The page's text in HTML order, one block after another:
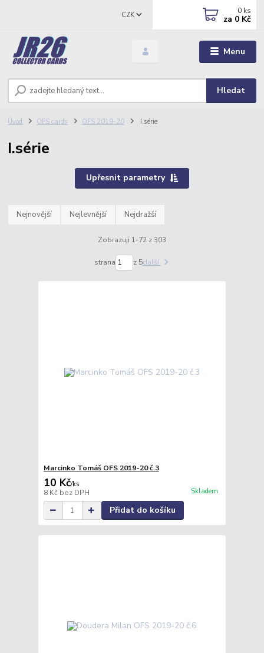
Menu
CZK
Hledat
0 ks
za 0 Kč
Úvod OFS cards OFS 2019-20 I.série
I.série
Upřesnit parametry
Nejnovější Nejlevnější Nejdražší
Zobrazuji 1-72 z 303
strana z 5další
Marcinko Tomáš OFS 2019-20 č.3
10 Kč/ks
8 Kč bez DPH Skladem
Přidat do košíku